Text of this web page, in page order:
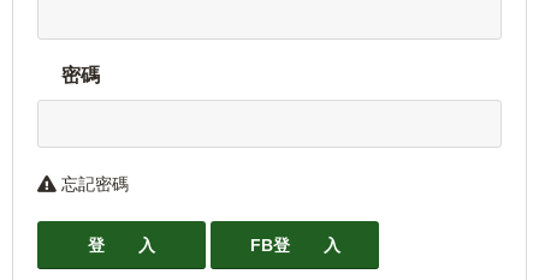
密碼
忘記密碼
登 入 FB登 入